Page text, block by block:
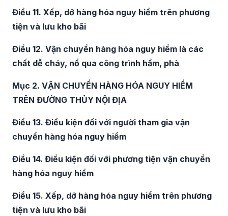
Điều 11. Xếp, dỡ hàng hóa nguy hiểm trên phương
tiện và lưu kho bãi
Điều 12. Vận chuyển hàng hóa nguy hiểm là các
chất dễ cháy, nổ qua công trình hầm, phà
Mục 2. VẬN CHUYỂN HÀNG HÓA NGUY HIỂM
TRÊN ĐƯỜNG THỦY NỘI ĐỊA
Điều 13. Điều kiện đối với người tham gia vận
chuyển hàng hóa nguy hiểm
Điều 14. Điều kiện đối với phương tiện vận chuyển
hàng hóa nguy hiểm
Điều 15. Xếp, dỡ hàng hóa nguy hiểm trên phương
tiện và lưu kho bãi